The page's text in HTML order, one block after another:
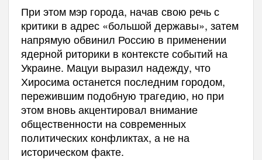
При этом мэр города, начав свою речь с
критики в адрес «большой державы», затем
напрямую обвинил Россию в применении
ядерной риторики в контексте событий на
Украине. Мацуи выразил надежду, что
Хиросима останется последним городом,
пережившим подобную трагедию, но при
этом вновь акцентировал внимание
общественности на современных
политических конфликтах, а не на
историческом факте.